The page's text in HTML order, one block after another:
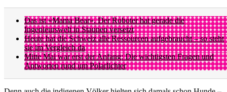
Das ist «Mama Bear». Der Roboter hat gerade die
Ingenieurswelt in Staunen versetzt
Heute hat die Schweiz alle Ressourcen aufgebraucht – so steht
sie im Vergleich da
Mitte Mai war erst der Anfang: Die wichtigsten Fragen und
Antworten rund um Polarlichter